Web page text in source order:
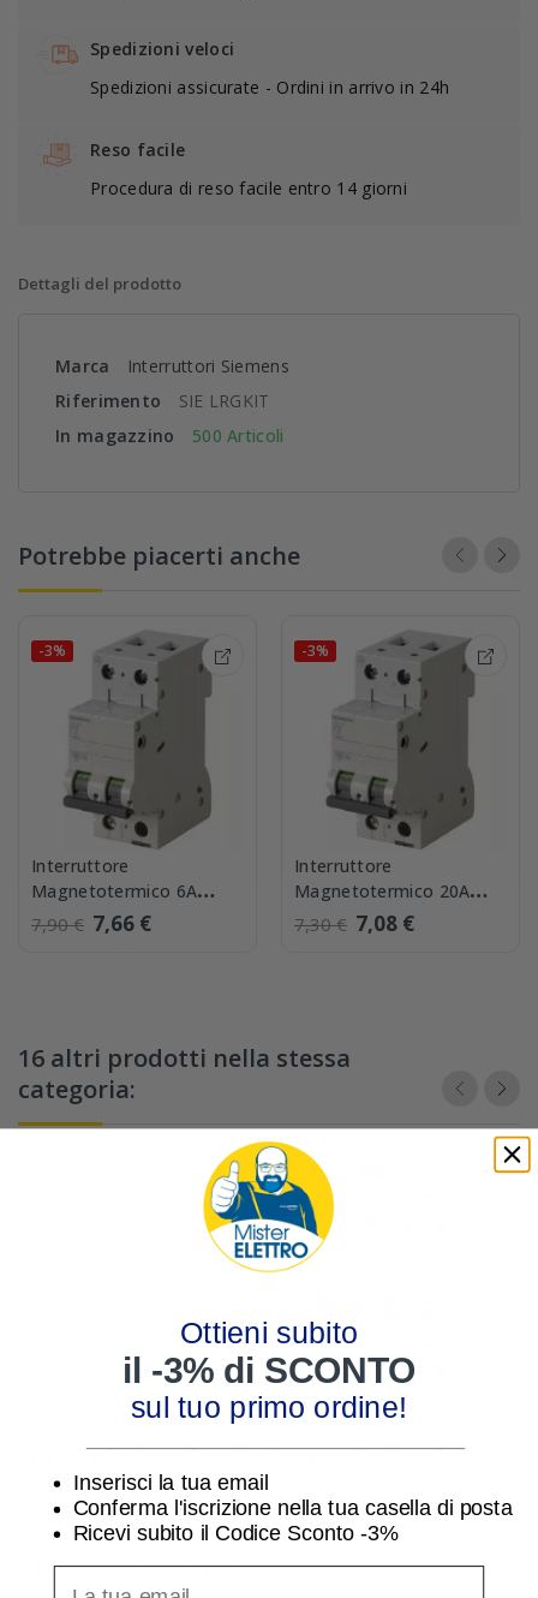
Spedizioni veloci
Spedizioni assicurate - Ordini in arrivo in 24h
Reso facile
Procedura di reso facile entro 14 giorni
Dettagli del prodotto
Marca
Interruttori Siemens
Riferimento
SIE LRGKIT
In magazzino
500 Articoli
Potrebbe piacerti anche
-3%
Interruttore
Magnetotermico 6A
1P+N Siemens 5SL35067
7,90 € 7,66 €
-3%
Interruttore
Magnetotermico 20A
1P+N Siemens 5SL35207
7,30 € 7,08 €
16 altri prodotti nella stessa
categoria:
Magnetotermico
Differenziale 10A Tipo A
4,5kA 0,03 Siemens
5SU13537KK10
61,00 €
Magnetotermico
Differenziale 4 Poli 20A
6KA 0,3 Tipo A Siemens
166,53 €
I clienti che hanno acquistato
Ottieni subito
il -3% di SCONTO
sul tuo primo ordine!
Inserisci la tua email
Conferma l'iscrizione nella tua casella di posta
Ricevi subito il Codice Sconto -3%
inserisci indirizzo Email per ricevere uno